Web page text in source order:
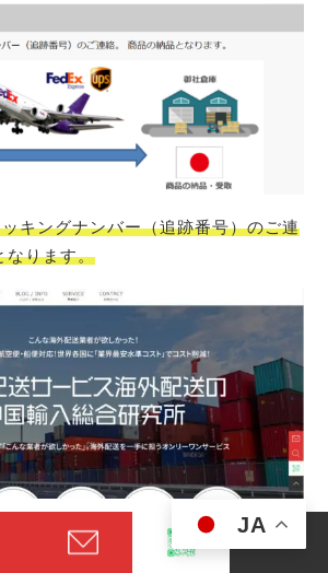
キングナンバー（追跡番号）のご連
なります。
では、ジンバブエ
から日本へ航空
送いたします。輸出入ともに対応し
JA